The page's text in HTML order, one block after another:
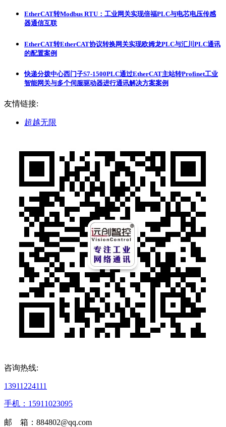
EtherCAT转Modbus RTU：工业网关实现倍福PLC与电芯电压传感
器通信互联
EtherCAT转EtherCAT协议转换网关实现欧姆龙PLC与汇川PLC通讯
的配置案例
快递分拨中心西门子S7-1500PLC通过EtherCAT主站转Profinet工业
智能网关与多个伺服驱动器进行通讯解决方案案例
友情链接:
超越无限
咨询热线:
13911224111
手机：15911023095
邮 箱：884802@qq.com